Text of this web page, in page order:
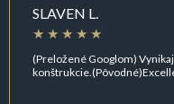
SLAVEN L.
(Preložené Googlom)